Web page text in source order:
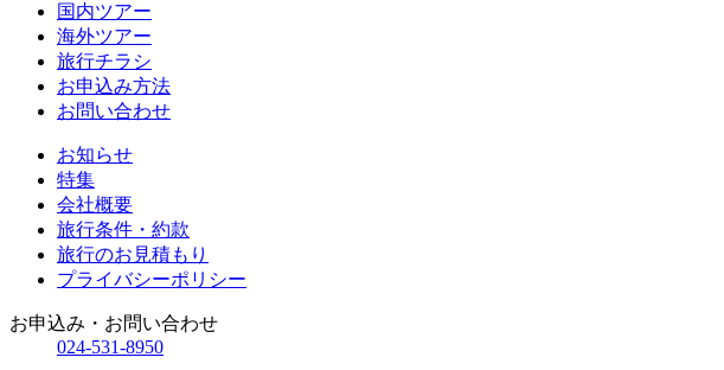
国内ツアー
海外ツアー
旅行チラシ
お申込み方法
お問い合わせ
お知らせ
特集
会社概要
旅行条件・約款
旅行のお見積もり
プライバシーポリシー
お申込み・お問い合わせ
024-531-8950